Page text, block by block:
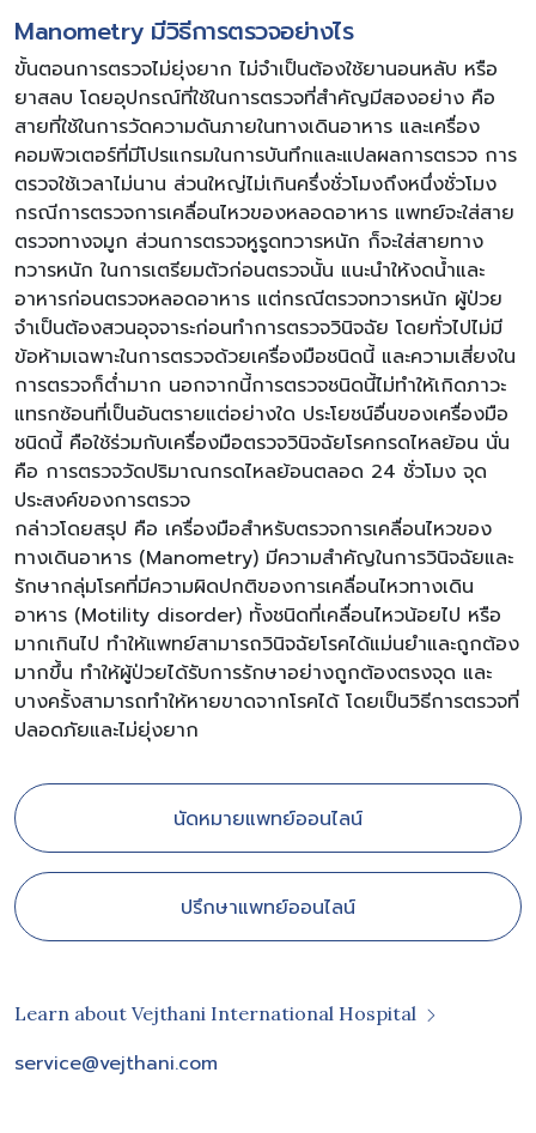
Manometry มีวิธีการตรวจอย่างไร
ขั้นตอนการตรวจไม่ยุ่งยาก ไม่จำเป็นต้องใช้ยานอนหลับ หรือ
ยาสลบ โดยอุปกรณ์ที่ใช้ในการตรวจที่สำคัญมีสองอย่าง คือ
สายที่ใช้ในการวัดความดันภายในทางเดินอาหาร และเครื่อง
คอมพิวเตอร์ที่มีโปรแกรมในการบันทึกและแปลผลการตรวจ การ
ตรวจใช้เวลาไม่นาน ส่วนใหญ่ไม่เกินครึ่งชั่วโมงถึงหนึ่งชั่วโมง
กรณีการตรวจการเคลื่อนไหวของหลอดอาหาร แพทย์จะใส่สาย
ตรวจทางจมูก ส่วนการตรวจหูรูดทวารหนัก ก็จะใส่สายทาง
ทวารหนัก ในการเตรียมตัวก่อนตรวจนั้น แนะนำให้งดน้ำและ
อาหารก่อนตรวจหลอดอาหาร แต่กรณีตรวจทวารหนัก ผู้ป่วย
จำเป็นต้องสวนอุจจาระก่อนทำการตรวจวินิจฉัย โดยทั่วไปไม่มี
ข้อห้ามเฉพาะในการตรวจด้วยเครื่องมือชนิดนี้ และความเสี่ยงใน
การตรวจก็ต่ำมาก นอกจากนี้การตรวจชนิดนี้ไม่ทำให้เกิดภาวะ
แทรกซ้อนที่เป็นอันตรายแต่อย่างใด ประโยชน์อื่นของเครื่องมือ
ชนิดนี้ คือใช้ร่วมกับเครื่องมือตรวจวินิจฉัยโรคกรดไหลย้อน นั่น
คือ การตรวจวัดปริมาณกรดไหลย้อนตลอด 24 ชั่วโมง จุด
ประสงค์ของการตรวจ
กล่าวโดยสรุป คือ เครื่องมือสำหรับตรวจการเคลื่อนไหวของ
ทางเดินอาหาร (Manometry) มีความสำคัญในการวินิจฉัยและ
รักษากลุ่มโรคที่มีความผิดปกติของการเคลื่อนไหวทางเดิน
อาหาร (Motility disorder) ทั้งชนิดที่เคลื่อนไหวน้อยไป หรือ
มากเกินไป ทำให้แพทย์สามารถวินิจฉัยโรคได้แม่นยำและถูกต้อง
มากขึ้น ทำให้ผู้ป่วยได้รับการรักษาอย่างถูกต้องตรงจุด และ
บางครั้งสามารถทำให้หายขาดจากโรคได้ โดยเป็นวิธีการตรวจที่
ปลอดภัยและไม่ยุ่งยาก
นัดหมายแพทย์ออนไลน์
ปรึกษาแพทย์ออนไลน์
Learn about Vejthani International Hospital
service@vejthani.com